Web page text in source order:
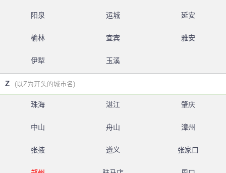
阳泉 运城 延安
榆林 宜宾 雅安
伊犁 玉溪
Z (以Z为开头的城市名)
珠海 湛江 肇庆
中山 舟山 漳州
张掖 遵义 张家口